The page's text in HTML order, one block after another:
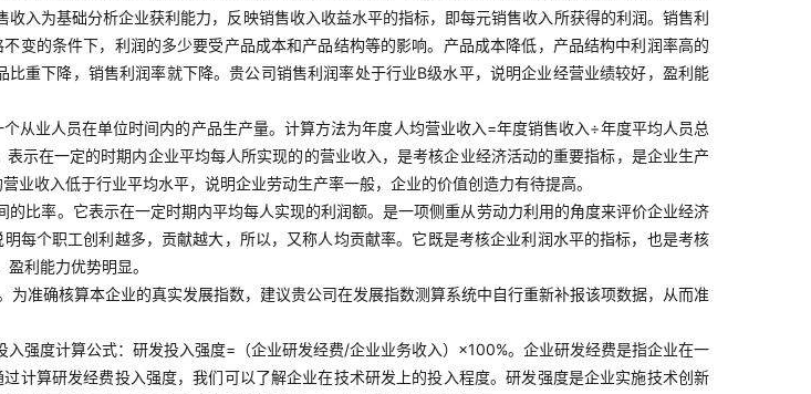
入为基础分析企业获利能力，反映销售收入收益水平的指标，即每元销售收入所获得的利润。销售利
变的条件下，利润的多少要受产品成本和产品结构等的影响。产品成本降低，产品结构中利润率高的
重下降，销售利润率就下降。贵公司销售利润率处于行业B级水平，说明企业经营业绩较好，盈利能
从业人员在单位时间内的产品生产量。计算方法为年度人均营业收入=年度销售收入÷年度平均人员总
示在一定的时期内企业平均每人所实现的的营业收入，是考核企业经济活动的重要指标，是企业生产
收入低于行业平均水平，说明企业劳动生产率一般，企业的价值创造力有待提高。
比率。它表示在一定时期内平均每人实现的利润额。是一项侧重从劳动力利用的角度来评价企业经济
每个职工创利越多，贡献越大，所以，又称人均贡献率。它既是考核企业利润水平的指标，也是考核
利能力优势明显。
准确核算本企业的真实发展指数，建议贵公司在发展指数测算系统中自行重新补报该项数据，从而准
强度计算公式：研发投入强度=（企业研发经费/企业业务收入）×100%。企业研发经费是指企业在一
计算研发经费投入强度，我们可以了解企业在技术研发上的投入程度。研发强度是企业实施技术创新